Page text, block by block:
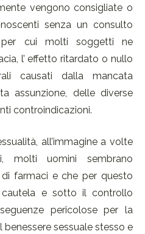
vengono consigliate o
senza un consulto
per cui molti soggetti ne
l’ effetto ritardato o nullo
causati dalla mancata
assunzione, delle diverse
controindicazioni.
all’immagine a volte
molti uomini sembrano
farmaci e che per questo
cautela e sotto il controllo
pericolose per la
benessere sessuale stesso e